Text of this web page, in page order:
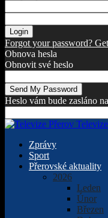
Forgot your password?
Obnova hesla
Obnovit své heslo
Heslo vám bude zasláno
Zprávy
Sport
Přerovské aktuality
2026
Leden
Únor
Březen